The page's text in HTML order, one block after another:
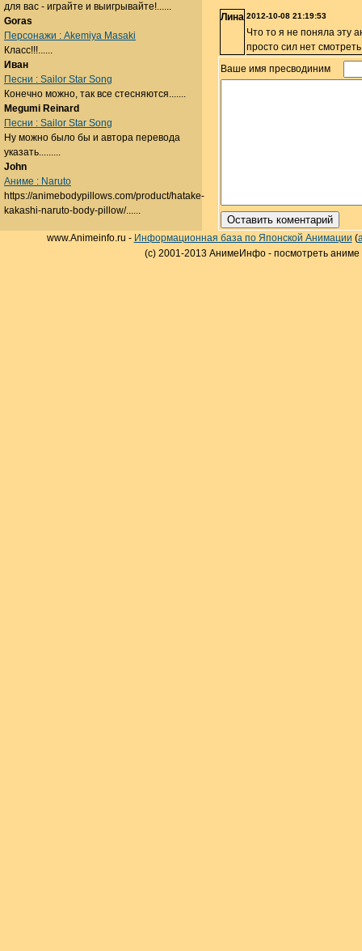
Лина 2012-10-08 21:19:53
Что то я не поняла эту
просто сил нет
Ваше имя пресводиним
для вас - играйте и выигрывайте!......
Goras
Персонажи : Akemiya Masaki
Класс!!!......
Иван
Песни : Sailor Star Song
Конечно можно, так все стесняются.......
Megumi Reinard
Песни : Sailor Star Song
Ну можно было бы и автора перевода
указать.........
John
Аниме : Naruto
https://animebodypillows.com/product/hatake-
kakashi-naruto-body-pillow/......
www.Animeinfo.ru - Информационная база по Японской Анимации (
(c) 2001-2013 АнимеИнфо - посмотреть аниме